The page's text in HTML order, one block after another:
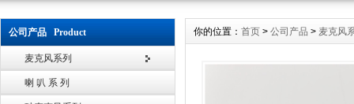
公司产品 Product
麦克风系列
喇 叭 系 列
你的位置： 首页 > 公司产品 > 麦克风